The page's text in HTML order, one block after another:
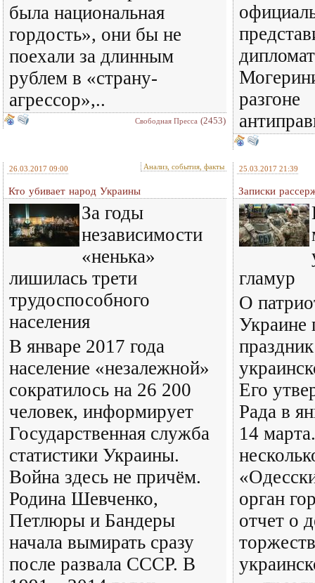
была национальная
гордость», они бы не
поехали за длинным
рублем в «страну-
агрессор»,..
Свободная Пресса (2453)
разгоне
26.03.2017 09:00 Анализ, события, факты
Кто убивает народ Украины
За годы
независимости
«ненька»
лишилась трети
трудоспособного
населения
В январе 2017 года
население «незалежной»
сократилось на 26 200
человек, информирует
Государственная служба
статистики Украины.
Война здесь не причём.
Родина Шевченко,
Петлюры и Бандеры
начала вымирать сразу
после развала СССР. В
25.03.2017 21:39
Записки
гламур
О
Украине
Его
Рада в
14
орган
отчет о